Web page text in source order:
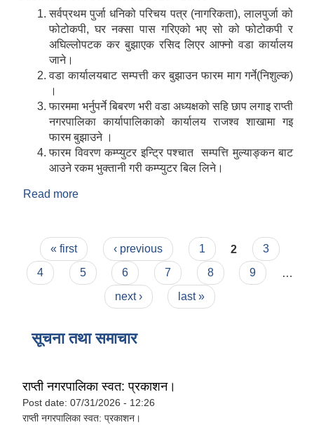
सर्वप्रथम पुर्जा धनिको परिचय पत्र (नागरिकता), लालपुर्जा को
फोटोकपी, घर नक्सा पास गरिएको भए सो को फोटोकपी र
अघिल्लोपटक कर बुझाएक रसिद लिएर आफ्नो वडा कार्यालय
जाने।
वडा कार्यालयबाट सम्पत्ती कर बुझाउन फारम माग गर्ने(निशुल्क)
।
फारममा भर्नुपर्ने बिबरण भरी वडा अध्यक्षको सहि छाप लगाइ राप्ती
नगरपालिका कार्यापालिकाको कार्यालय राजश्व शाखामा गइ
फारम बुझाउने ।
फारम विवरण कम्प्युटर इन्ट्रि पश्चात सम्पत्ति मुल्याङ्कन बाट
आउने रकम भुक्तानी गरी कम्प्युटर बिल लिने।
Read more
Pages
« first ‹ previous 1 2
3
4
5 6 7 8 9
next ›
last »
सूचना तथा समाचार
राप्ती नगरपालिका स्वत: प्रकाशन।
Post date: 07/31/2026 - 12:26
राप्ती नगरपालिका स्वत: प्रकाशन।